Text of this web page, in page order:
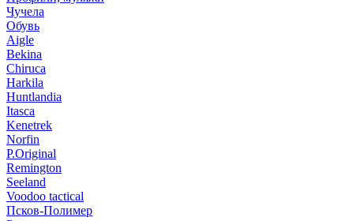
Чучела
Обувь
Aigle
Bekina
Chiruсa
Harkila
Huntlandia
Itasca
Kenetrek
Norfin
P.Original
Remington
Seeland
Voodoo tactical
Псков-Полимер